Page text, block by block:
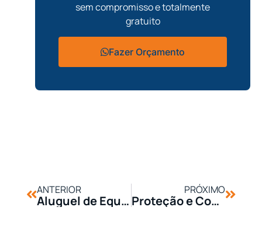
sem compromisso e totalmente
gratuito
Fazer Orçamento
ANTERIOR
Aluguel de Equipamentos: A Solução para Obras Emergenciais
PRÓXIMO
Proteção e Conservação de Ferramentas em Obras ao Ar Livre